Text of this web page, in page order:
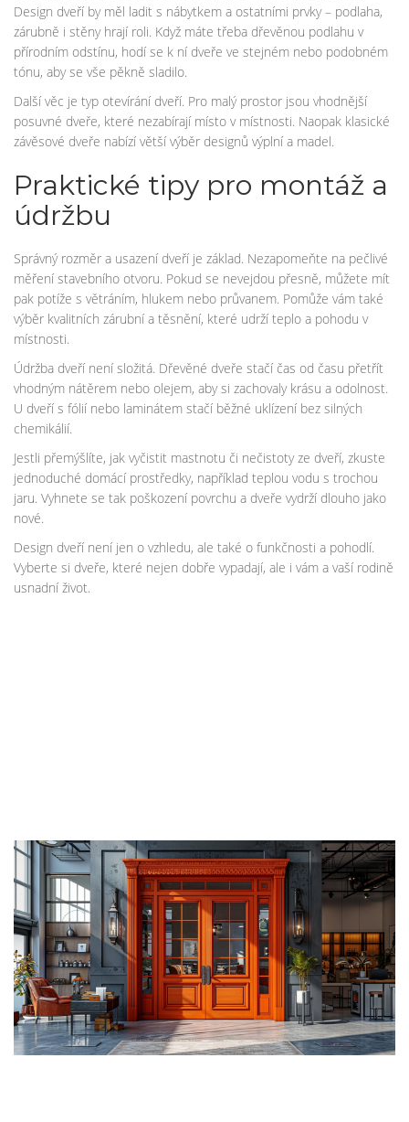
Design dveří by měl ladit s nábytkem a ostatními prvky – podlaha,
zárubně i stěny hrají roli. Když máte třeba dřevěnou podlahu v
přírodním odstínu, hodí se k ní dveře ve stejném nebo podobném
tónu, aby se vše pěkně sladilo.
Další věc je typ otevírání dveří. Pro malý prostor jsou vhodnější
posuvné dveře, které nezabírají místo v místnosti. Naopak klasické
závěsové dveře nabízí větší výběr designů výplní a madel.
Praktické tipy pro montáž a
údržbu
Správný rozměr a usazení dveří je základ. Nezapomeňte na pečlivé
měření stavebního otvoru. Pokud se nevejdou přesně, můžete mít
pak potíže s větráním, hlukem nebo průvanem. Pomůže vám také
výběr kvalitních zárubní a těsnění, které udrží teplo a pohodu v
místnosti.
Údržba dveří není složitá. Dřevěné dveře stačí čas od času přetřít
vhodným nátěrem nebo olejem, aby si zachovaly krásu a odolnost.
U dveří s fólií nebo laminátem stačí běžné uklízení bez silných
chemikálií.
Jestli přemýšlíte, jak vyčistit mastnotu či nečistoty ze dveří, zkuste
jednoduché domácí prostředky, například teplou vodu s trochou
jaru. Vyhnete se tak poškození povrchu a dveře vydrží dlouho jako
nové.
Design dveří není jen o vzhledu, ale také o funkčnosti a pohodlí.
Vyberte si dveře, které nejen dobře vypadají, ale i vám a vaší rodině
usnadní život.